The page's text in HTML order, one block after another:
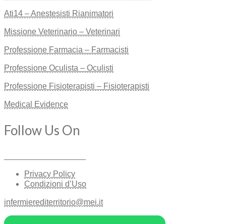
Ati14 – Anestesisti Rianimatori
Missione Veterinario – Veterinari
Professione Farmacia – Farmacisti
Professione Oculista – Oculisti
Professione Fisioterapisti – Fisioterapisti
Medical Evidence
Follow Us On
Privacy Policy
Condizioni d’Uso
infermierediterritorio@mei.it